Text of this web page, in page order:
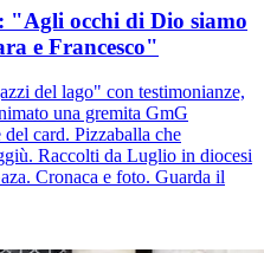
"Agli occhi di Dio siamo
e Francesco"
del lago" con testimonianze,
una gremita GmG
card. Pizzaballa che
Raccolti da Luglio in diocesi
Cronaca e foto. Guarda il